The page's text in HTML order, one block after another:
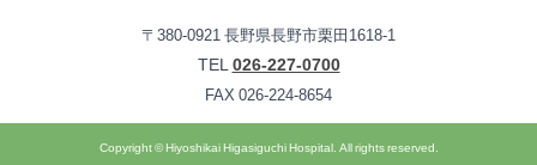
〒380-0921 長野県長野市栗田1618-1
TEL 026-227-0700
FAX 026-224-8654
Copyright © Hiyoshikai Higasiguchi Hospital. All rights reserved.